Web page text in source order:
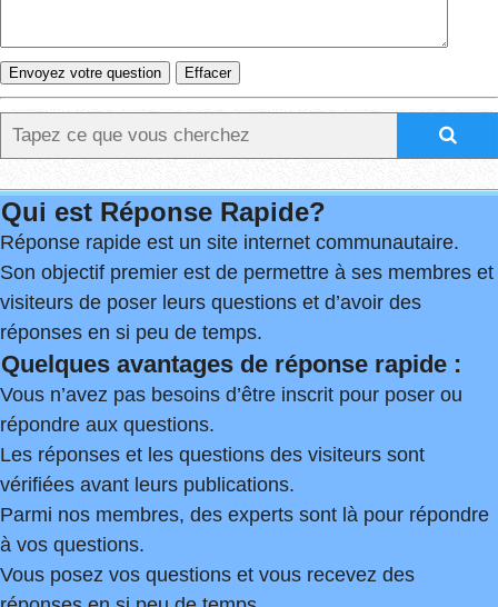
Qui est Réponse Rapide?
Réponse rapide est un site internet communautaire.
Son objectif premier est de permettre à ses membres et
visiteurs de poser leurs questions et d’avoir des
réponses en si peu de temps.
Quelques avantages de réponse rapide :
Vous n’avez pas besoins d’être inscrit pour poser ou
répondre aux questions.
Les réponses et les questions des visiteurs sont
vérifiées avant leurs publications.
Parmi nos membres, des experts sont là pour répondre
à vos questions.
Vous posez vos questions et vous recevez des